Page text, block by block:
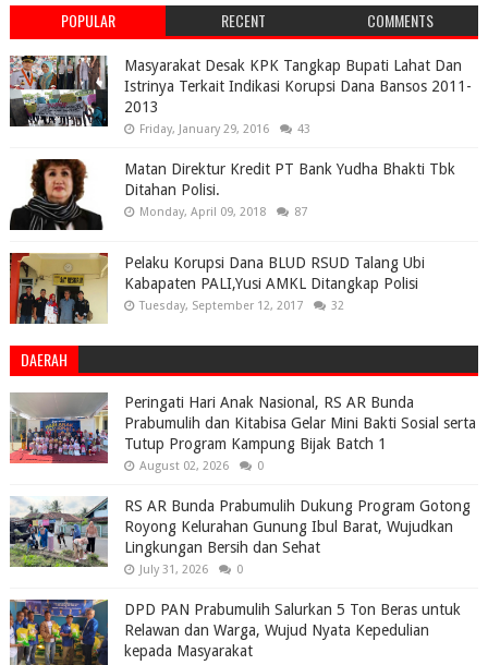
POPULAR RECENT COMMENTS
Masyarakat Desak KPK Tangkap Bupati Lahat Dan
Istrinya Terkait Indikasi Korupsi Dana Bansos 2011-
2013
Friday, January 29, 2016 43
Matan Direktur Kredit PT Bank Yudha Bhakti Tbk
Ditahan Polisi.
Monday, April 09, 2018 87
Pelaku Korupsi Dana BLUD RSUD Talang Ubi
Kabapaten PALI,Yusi AMKL Ditangkap Polisi
Tuesday, September 12, 2017 32
DAERAH
Peringati Hari Anak Nasional, RS AR Bunda
Prabumulih dan Kitabisa Gelar Mini Bakti Sosial serta
Tutup Program Kampung Bijak Batch 1
August 02, 2026 0
RS AR Bunda Prabumulih Dukung Program Gotong
Royong Kelurahan Gunung Ibul Barat, Wujudkan
Lingkungan Bersih dan Sehat
July 31, 2026 0
DPD PAN Prabumulih Salurkan 5 Ton Beras untuk
Relawan dan Warga, Wujud Nyata Kepedulian
kepada Masyarakat